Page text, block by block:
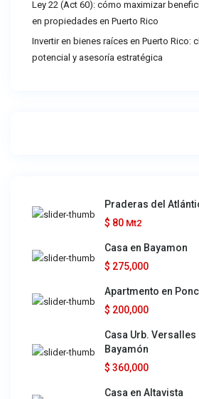
Ley 22 (Act 60): cómo maximizar
en propiedades en Puerto Rico
Invertir en bienes raíces en Puerto Rico:
potencial y asesoría estratégica
Praderas del
$ 80 Mt2
Casa en Bayamon
$ 275,000
Apartmento en
$ 200,000
Casa Urb. Versalles
Bayamón
$ 360,000
Casa en Altavista